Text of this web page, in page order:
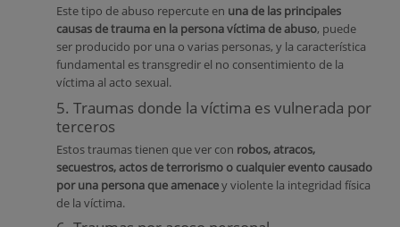
Este tipo de abuso repercute en una de las principales
causas de trauma en la persona víctima de abuso, puede
ser producido por una o varias personas, y la característica
fundamental es transgredir el no consentimiento de la
víctima al acto sexual.
5. Traumas donde la víctima es vulnerada por
terceros
Estos traumas tienen que ver con robos, atracos,
secuestros, actos de terrorismo o cualquier evento causado
por una persona que amenacey violente la integridad física
de la víctima.